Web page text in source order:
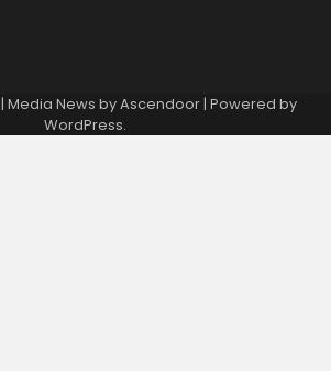
| Media News byAscendoor| Powered by
WordPress.